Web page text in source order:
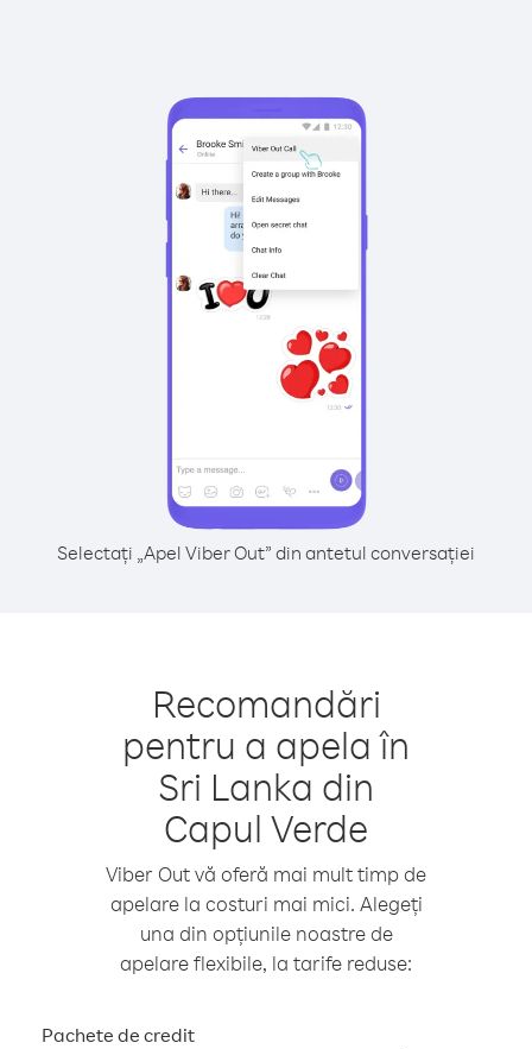
Selectați „Apel Viber Out” din antetul conversației
Recomandări
pentru a apela în
Sri Lanka din
Capul Verde
Viber Out vă oferă mai mult timp de
apelare la costuri mai mici. Alegeți
una din opțiunile noastre de
apelare flexibile, la tarife reduse:
Pachete de credit